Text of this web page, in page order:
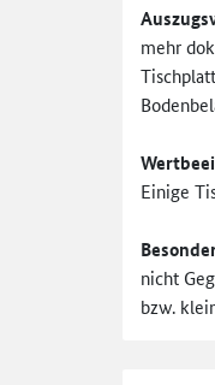
mehr
Einige
nicht
bzw.